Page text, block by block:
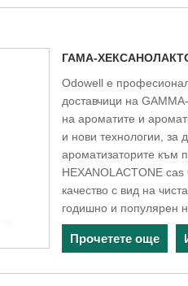
ГАМА-
Odowell е
доставчици на
на ароматите и
и нови технологии,
ароматизаторите към
HEXANOLACTONE
качество с вид на
годишно и популярен
Прочетете още